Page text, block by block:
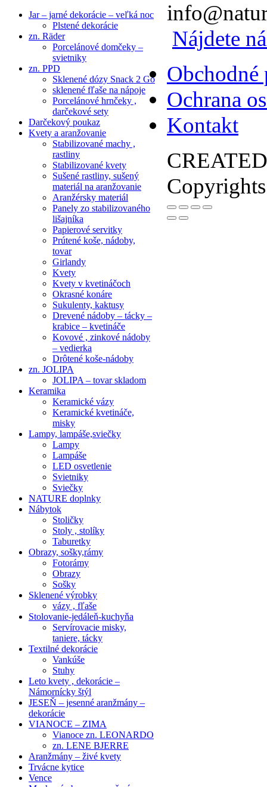
Jar – jarné dekorácie – veľká noc
Plstené dekorácie
zn. Räder
Porcelánové domčeky –
svietniky
zn. PPD
Sklenené dózy Snack 2 Go
sklenené fľaše na nápoje
Porcelánové hrnčeky ,
darčekové sety
Darčekový poukaz
Kvety a aranžovanie
Stabilizované machy ,
rastliny
Stabilizované kvety
Sušené rastliny, sušený
materiál na aranžovanie
Aranžérsky materiál
Panely zo stabilizovaného
lišajníka
Papierové servitky
Prútené koše, nádoby,
tovar
Girlandy
Kvety
Kvety v kvetináčoch
Okrasné konáre
Sukulenty, kaktusy
Drevené nádoby – tácky –
krabice – kvetináče
Kovové , zinkové nádoby
– vedierka
Drôtené koše-nádoby
zn. JOLIPA
JOLIPA – tovar skladom
Keramika
Keramické vázy
Keramické kvetináče,
misky
Lampy, lampáše,sviečky
Lampy
Lampáše
LED osvetlenie
Svietniky
Sviečky
NATURE doplnky
Nábytok
Stoličky
Stoly , stolíky
Taburetky
Obrazy, sošky,rámy
Fotorámy
Obrazy
Sošky
Sklenené výrobky
vázy , fľaše
Stolovanie-jedáleň-kuchyňa
Servírovacie misky,
taniere, tácky
Textilné dekorácie
Vankúše
Stuhy
Leto kvety , dekorácie –
Námornícky štýl
JESEŇ – jesenné aranžmány –
dekorácie
VIANOCE – ZIMA
Vianoce zn. LEONARDO
zn. LENE BJERRE
Aranžmány – živé kvety
Trvácne kytice
Vence
Nájdete
Ochrana
Kontakt